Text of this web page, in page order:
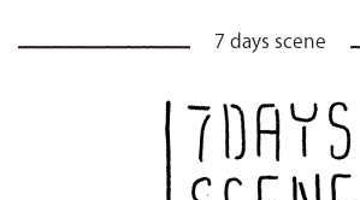
7 days scene